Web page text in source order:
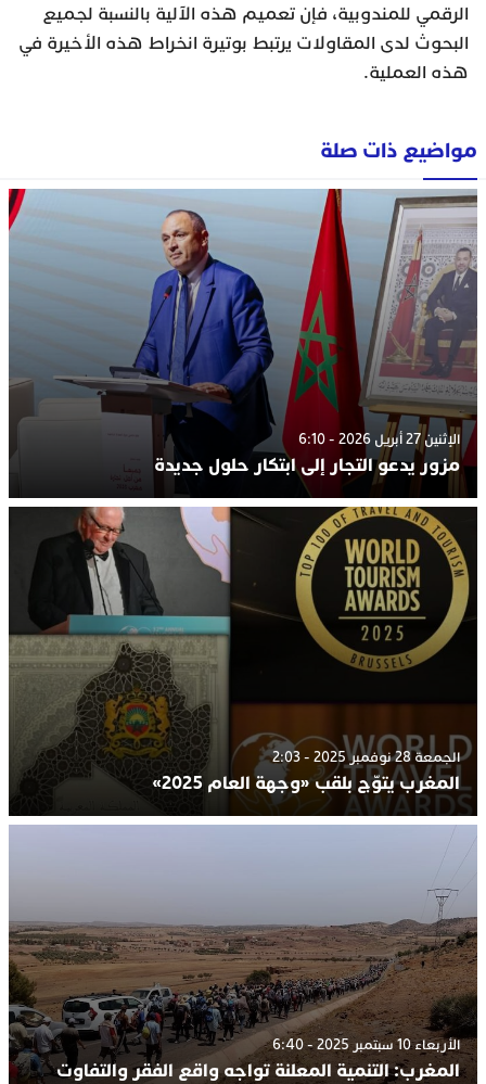
الرقمي للمندوبية، فإن تعميم هذه الآلية بالنسبة لجميع
البحوث لدى المقاولات يرتبط بوتيرة انخراط هذه الأخيرة في
هذه العملية.
مواضيع ذات صلة
الإثنين 27 أبريل 2026 - 6:10
مزور يدعو التجار إلى ابتكار حلول جديدة
الجمعة 28 نوفمبر 2025 - 2:03
المغرب يتوّج بلقب «وجهة العام 2025»
الأربعاء 10 سبتمبر 2025 - 6:40
المغرب: التنمية المعلنة تواجه واقع الفقر والتفاوت